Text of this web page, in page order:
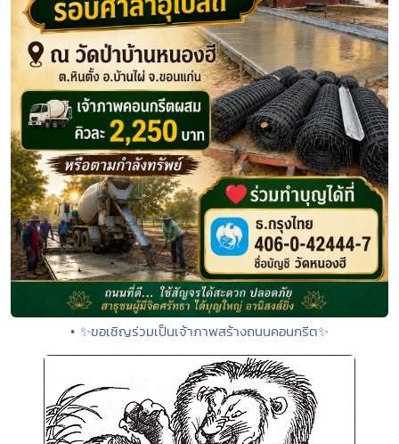
• ✨ขอเชิญร่วมเป็นเจ้าภาพสร้างถนนคอนกรีต✨